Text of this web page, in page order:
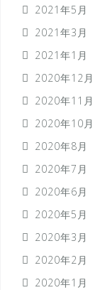
2021年5月
2021年3月
2021年1月
2020年12月
2020年11月
2020年10月
2020年8月
2020年7月
2020年6月
2020年5月
2020年3月
2020年2月
2020年1月